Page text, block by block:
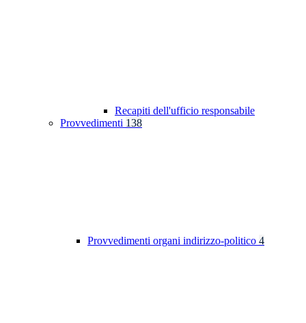
Recapiti dell'ufficio responsabile
Provvedimenti 138
Provvedimenti organi indirizzo-politico 4